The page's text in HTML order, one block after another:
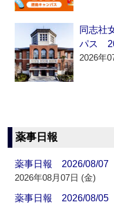
同志社
パス
2026年
薬事日報
薬事日報 2026/08/07
2026年08月07日 (金)
薬事日報 2026/08/05